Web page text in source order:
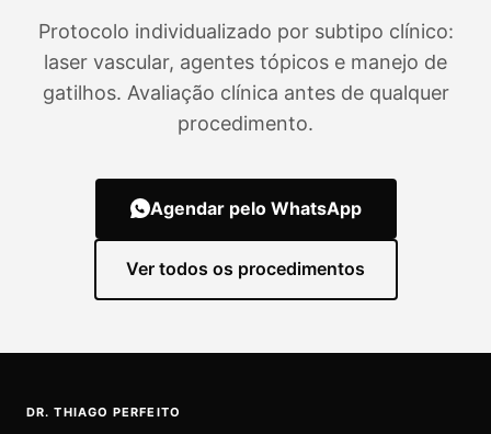
Protocolo individualizado por subtipo clínico:
laser vascular, agentes tópicos e manejo de
gatilhos. Avaliação clínica antes de qualquer
procedimento.
Agendar pelo WhatsApp
Ver todos os procedimentos
DR. THIAGO PERFEITO